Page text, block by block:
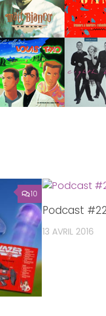
10
Podcast
13 AVRIL 2016